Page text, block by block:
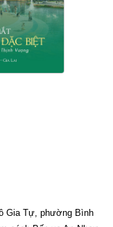
Gia Tự, phường Bình